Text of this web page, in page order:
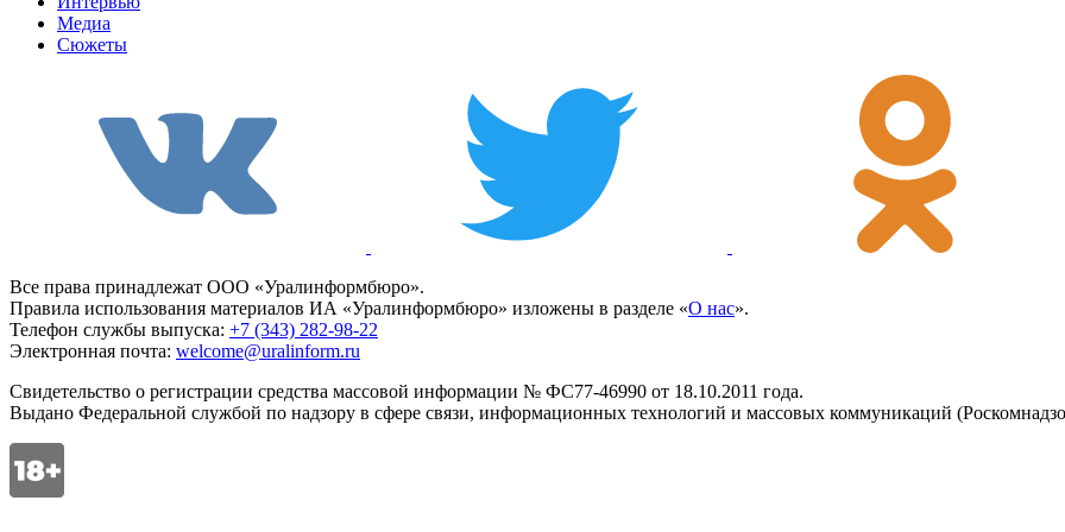
Медиа
Сюжеты
Все права принадлежат ООО «Уралинформбюро».
Правила использования материалов ИА «Уралинформбюро» изложены в разделе «О нас».
Телефон службы выпуска: +7 (343) 282-98-22
Электронная почта: welcome@uralinform.ru
Свидетельство о регистрации средства массовой информации № ФС77-46990 от 18.10.2011 года.
Выдано Федеральной службой по надзору в сфере связи, информационных технологий и массовых коммуникаций